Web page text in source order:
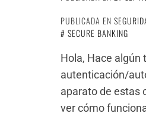
PUBLICADA EN
SECURE BANKING
Hola, Hace algún
autenticación/
aparato de estas
ver cómo